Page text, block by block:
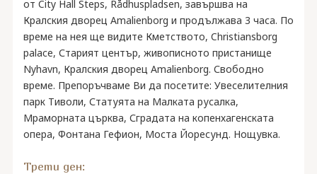
от City Hall Steps, Rådhuspladsen, завършва на
Кралския дворец Amalienborg и продължава 3 часа. По
време на нея ще видите Кметството, Christiansborg
palace, Старият център, живописното пристанище
Nyhavn, Кралския дворец Amalienborg. Свободно
време. Препоръчваме Ви да посетите: Увеселителния
парк Тиволи, Статуята на Малката русалка,
Мраморната църква, Сградата на копенхагенската
опера, Фонтана Гефион, Моста Йоресунд. Нощувка.
Трети ден: